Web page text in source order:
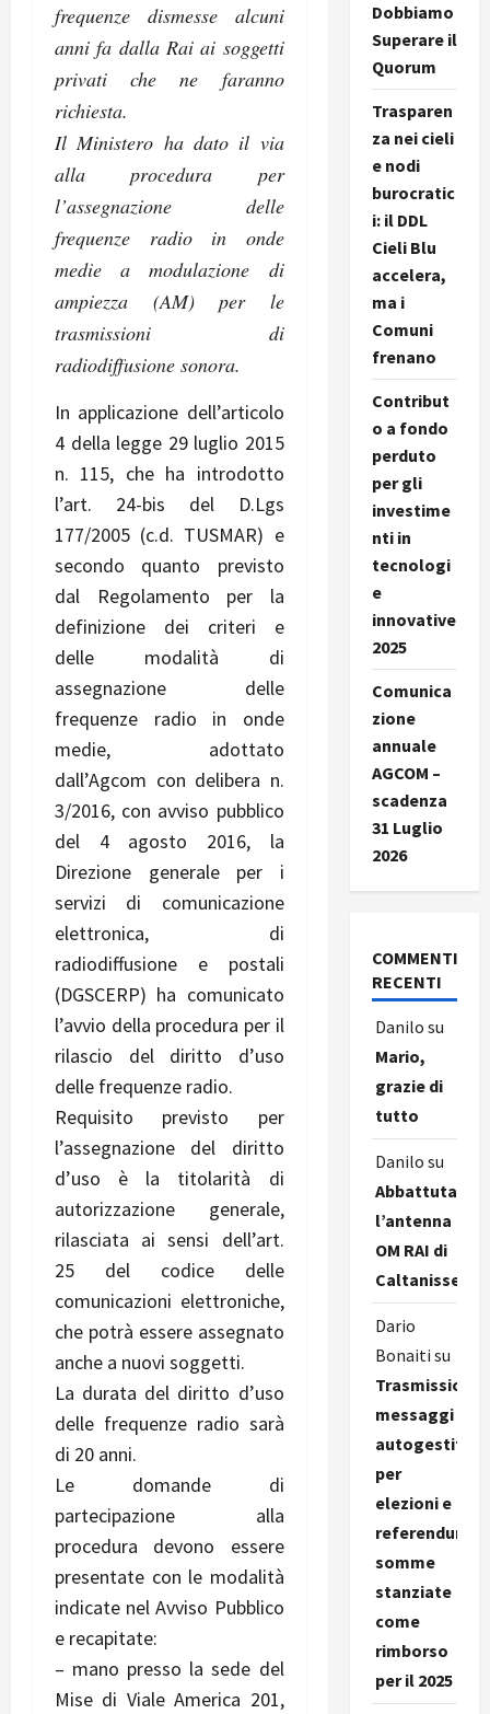
frequenze dismesse alcuni
anni fa dalla Rai ai soggetti
privati che ne faranno
richiesta.
Il Ministero ha dato il via
alla procedura per
l’assegnazione delle
frequenze radio in onde
medie a modulazione di
ampiezza (AM) per le
trasmissioni di
radiodiffusione sonora.
In applicazione dell’articolo
4 della legge 29 luglio 2015
n. 115, che ha introdotto
l’art. 24-bis del D.Lgs
177/2005 (c.d. TUSMAR) e
secondo quanto previsto
dal Regolamento per la
definizione dei criteri e
delle modalità di
assegnazione delle
frequenze radio in onde
medie, adottato
dall’Agcom con delibera n.
3/2016, con avviso pubblico
del 4 agosto 2016, la
Direzione generale per i
servizi di comunicazione
elettronica, di
radiodiffusione e postali
(DGSCERP) ha comunicato
l’avvio della procedura per il
rilascio del diritto d’uso
delle frequenze radio.
Requisito previsto per
l’assegnazione del diritto
d’uso è la titolarità di
autorizzazione generale,
rilasciata ai sensi dell’art.
25 del codice delle
comunicazioni elettroniche,
che potrà essere assegnato
anche a nuovi soggetti.
La durata del diritto d’uso
delle frequenze radio sarà
di 20 anni.
Le domande di
partecipazione alla
procedura devono essere
presentate con le modalità
indicate nel Avviso Pubblico
e recapitate:
– mano presso la sede del
Mise di Viale America 201,
Dobbiamo
Superare il
Quorum
Trasparen
za nei cieli
e nodi
burocratic
i: il DDL
Cieli Blu
accelera,
ma i
Comuni
frenano
Contribut
o a fondo
perduto
per gli
investime
nti in
tecnologi
e
innovative
2025
Comunica
zione
annuale
AGCOM –
scadenza
31 Luglio
2026
COMMENTI
RECENTI
Danilo su
Mario,
grazie di
tutto
Danilo su
Abbattuta
l’antenna
OM RAI di
Caltanissetta
Dario
Bonaiti su
Trasmissione
messaggi
autogestiti
per
elezioni e
referendum,
somme
stanziate
come
rimborso
per il 2025